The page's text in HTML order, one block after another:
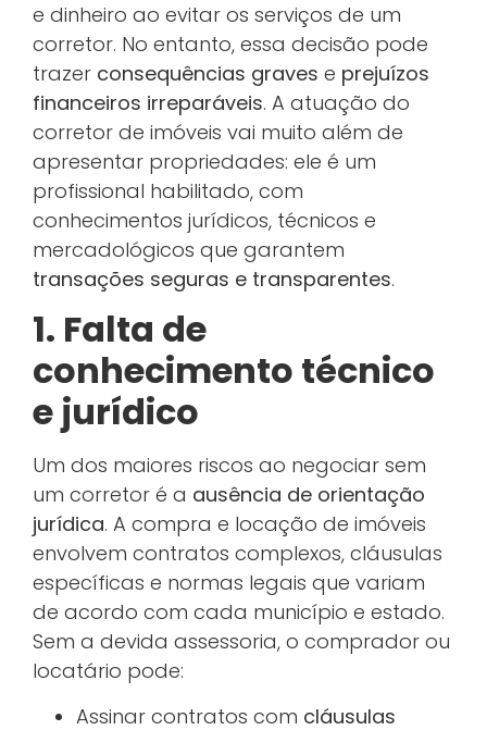
e dinheiro ao evitar os serviços de um
corretor. No entanto, essa decisão pode
trazer consequências graves e prejuízos
financeiros irreparáveis. A atuação do
corretor de imóveis vai muito além de
apresentar propriedades: ele é um
profissional habilitado, com
conhecimentos jurídicos, técnicos e
mercadológicos que garantem
transações seguras e transparentes.
1. Falta de
conhecimento técnico
e jurídico
Um dos maiores riscos ao negociar sem
um corretor é a ausência de orientação
jurídica. A compra e locação de imóveis
envolvem contratos complexos, cláusulas
específicas e normas legais que variam
de acordo com cada município e estado.
Sem a devida assessoria, o comprador ou
locatário pode:
Assinar contratos com cláusulas